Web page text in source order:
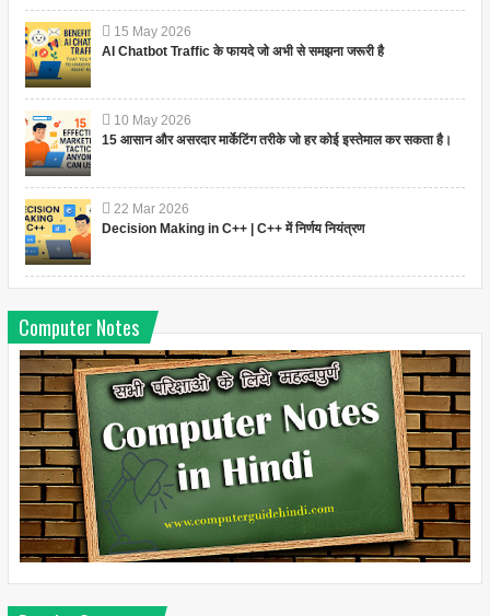
15 May 2026
AI Chatbot Traffic के फायदे जो अभी से समझना जरूरी है
10 May 2026
15 आसान और असरदार मार्केटिंग तरीके जो हर कोई इस्तेमाल कर सकता है।
22 Mar 2026
Decision Making in C++ | C++ में निर्णय नियंत्रण
Computer Notes